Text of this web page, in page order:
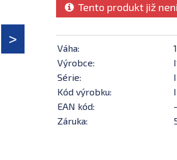
Tento produkt již
Váha:
Výrobce:
Série:
Kód výrobku:
EAN kód:
Záruka: